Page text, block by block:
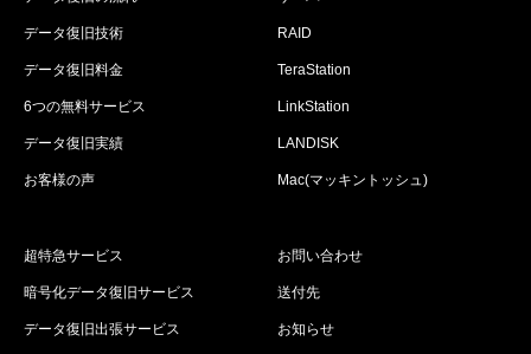
データ復旧技術
データ復旧料金
6つの無料サービス
データ復旧実績
お客様の声
RAID
TeraStation
LinkStation
LANDISK
Mac(マッキントッシュ)
超特急サービス
暗号化データ復旧サービス
データ復旧出張サービス
お問い合わせ
送付先
お知らせ